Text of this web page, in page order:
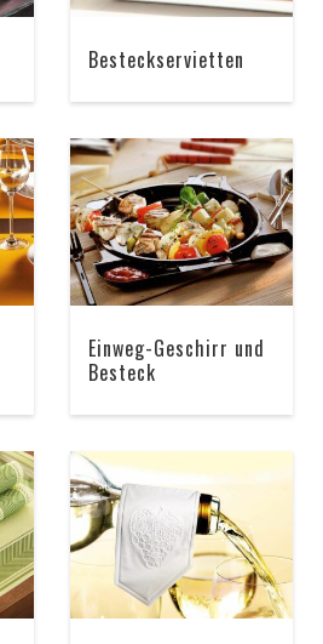
Besteckservietten
Einweg-Geschirr und
Besteck